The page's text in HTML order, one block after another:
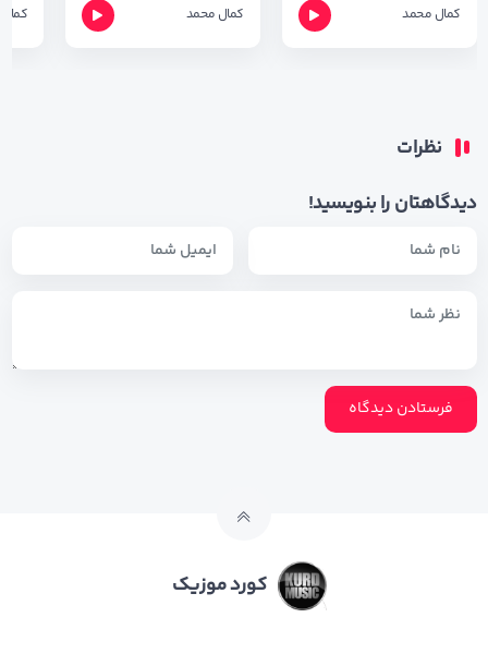
کمال محمد کمال محمد
نظرات
دیدگاهتان را بنویسید!
کورد موزیک